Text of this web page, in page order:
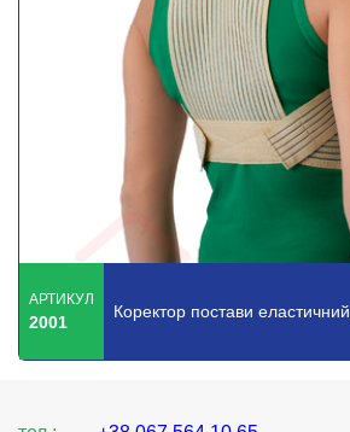
АРТИКУЛ
2001
Коректор постави еластичний